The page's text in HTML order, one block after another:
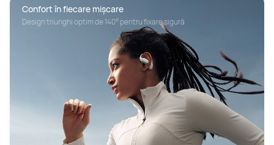
Confort în fiecare mișcare
Design triunghi optim de 140° pentru fixare sigură